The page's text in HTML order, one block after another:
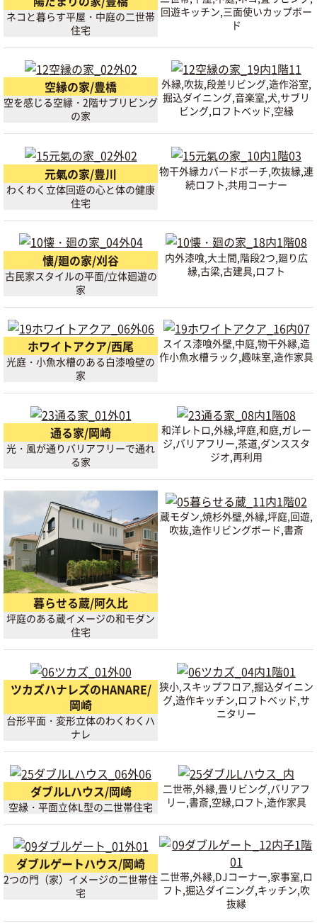
ネコと暮らす平屋・中庭の二世帯
住宅
回遊キッチン,三面使いカップボー
ド
空縁の家/豊橋
空を感じる空縁・2階サブリビング
の家
外縁,吹抜,段差リビング,造作浴室,
掘込ダイニング,音楽室,犬,サブリ
ビング,ロフトベッド,空縁
元氣の家/豊川
わくわく立体回遊の心と体の健康
住宅
物干外縁カバードポーチ,吹抜縁,連
続ロフト,共用コーナー
懐/廻の家/刈谷
古民家スタイルの平面/立体廻遊の
家
内外漆喰,大土間,階段2つ,廻り広
縁,古梁,古建具,ロフト
ホワイトアクア/西尾
光庭・小魚水槽のある白漆喰壁の
家
スイス漆喰外壁,中庭,物干外縁,造
作小魚水槽ラック,趣味室,造作家具
通る家/岡崎
光・風が通りバリアフリーで通れ
る家
和洋レトロ,外縁,坪庭,和庭,ガレー
ジ,バリアフリー,茶道,ダンススタ
ジオ,再利用
暮らせる蔵/阿久比
坪庭のある蔵イメージの和モダン
住宅
蔵モダン,焼杉外壁,外縁,坪庭,回遊,
吹抜,造作リビングボード,書斎
ツカズハナレズのHANARE/
岡崎
台形平面・変形立体のわくわくハ
ナレ
狭小,スキップフロア,掘込ダイニン
グ,造作キッチン,ロフトベッド,サ
ニタリー
ダブルLハウス/岡崎
空縁・平面立体L型の二世帯住宅
二世帯,外縁,畳リビング,バリアフ
リー,書斎,空縁,ロフト,造作家具
ダブルゲートハウス/岡崎
2つの門（家）イメージの二世帯住
宅
二世帯,外縁,DJコーナー,家事室,ロ
フト,掘込ダイニング,キッチン,吹
抜縁